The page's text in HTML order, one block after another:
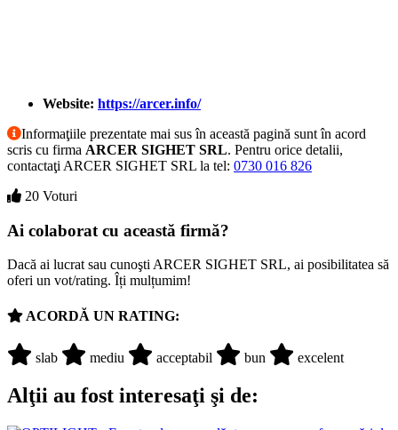
Website: https://arcer.info/
Informaţiile prezentate mai sus în această pagină sunt în acord
scris cu firma ARCER SIGHET SRL. Pentru orice detalii,
contactaţi ARCER SIGHET SRL la tel: 0730 016 826
20 Voturi
Ai colaborat cu această firmă?
Dacă ai lucrat sau cunoşti ARCER SIGHET SRL, ai posibilitatea să
oferi un vot/rating. Îți mulțumim!
ACORDĂ UN RATING:
slab mediu acceptabil bun excelent
Alţii au fost interesaţi şi de: